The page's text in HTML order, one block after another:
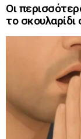
Οι
το